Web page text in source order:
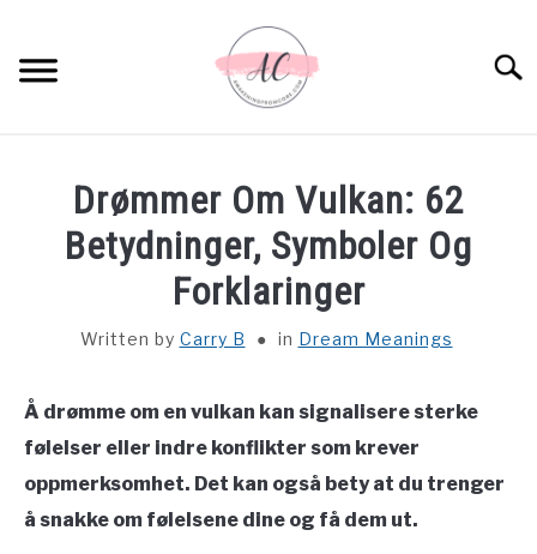
content
SPIRITUAL MEANINGS
DREAM MEANINGS
ASTROLOGY
Drømmer Om Vulkan: 62
Betydninger, Symboler Og
Forklaringer
Written by Carry B in Dream Meanings
Å drømme om en vulkan kan signalisere sterke
følelser eller indre konflikter som krever
oppmerksomhet. Det kan også bety at du trenger
å snakke om følelsene dine og få dem ut.